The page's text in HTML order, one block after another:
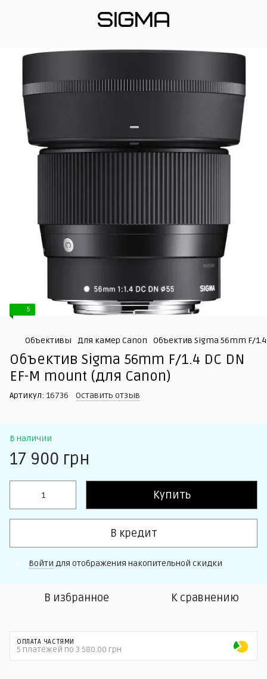
5
Объективы Для камер Canon Объектив Sigma 56mm F/1.4
Объектив Sigma 56mm F/1.4 DC DN
EF-M mount (для Canon)
Артикул: 16736 Оставить отзыв
В наличии
17 900 грн
Купить
В кредит
Войти для отображения накопительной скидки
В избранное К сравнению
ОПЛАТА ЧАСТЯМИ
5 платежей по 3 580.00 грн